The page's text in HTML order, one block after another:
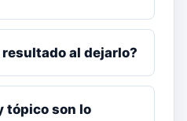
al dejarlo?
tópico son lo